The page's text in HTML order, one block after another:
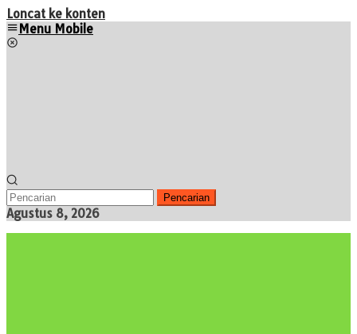
Loncat ke konten
Menu Mobile
Pencarian
Agustus 8, 2026